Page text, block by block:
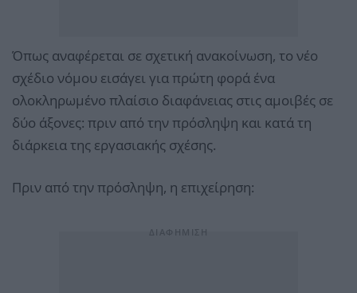
Όπως αναφέρεται σε σχετική ανακοίνωση, το νέο
σχέδιο νόμου εισάγει για πρώτη φορά ένα
ολοκληρωμένο πλαίσιο διαφάνειας στις αμοιβές σε
δύο άξονες: πριν από την πρόσληψη και κατά τη
διάρκεια της εργασιακής σχέσης.
Πριν από την πρόσληψη, η επιχείρηση: